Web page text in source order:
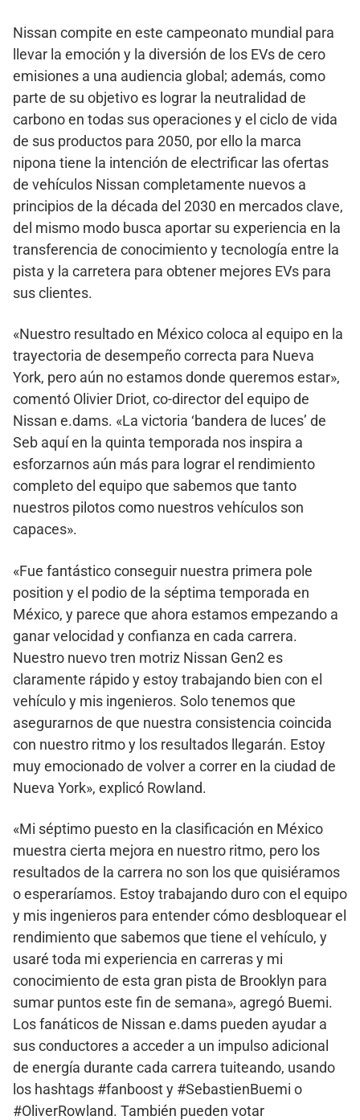
Nissan compite en este campeonato mundial para
llevar la emoción y la diversión de los EVs de cero
emisiones a una audiencia global; además, como
parte de su objetivo es lograr la neutralidad de
carbono en todas sus operaciones y el ciclo de vida
de sus productos para 2050, por ello la marca
nipona tiene la intención de electrificar las ofertas
de vehículos Nissan completamente nuevos a
principios de la década del 2030 en mercados clave,
del mismo modo busca aportar su experiencia en la
transferencia de conocimiento y tecnología entre la
pista y la carretera para obtener mejores EVs para
sus clientes.
«Nuestro resultado en México coloca al equipo en la
trayectoria de desempeño correcta para Nueva
York, pero aún no estamos donde queremos estar»,
comentó Olivier Driot, co-director del equipo de
Nissan e.dams. «La victoria ‘bandera de luces’ de
Seb aquí en la quinta temporada nos inspira a
esforzarnos aún más para lograr el rendimiento
completo del equipo que sabemos que tanto
nuestros pilotos como nuestros vehículos son
capaces».
«Fue fantástico conseguir nuestra primera pole
position y el podio de la séptima temporada en
México, y parece que ahora estamos empezando a
ganar velocidad y confianza en cada carrera.
Nuestro nuevo tren motriz Nissan Gen2 es
claramente rápido y estoy trabajando bien con el
vehículo y mis ingenieros. Solo tenemos que
asegurarnos de que nuestra consistencia coincida
con nuestro ritmo y los resultados llegarán. Estoy
muy emocionado de volver a correr en la ciudad de
Nueva York», explicó Rowland.
«Mi séptimo puesto en la clasificación en México
muestra cierta mejora en nuestro ritmo, pero los
resultados de la carrera no son los que quisiéramos
o esperaríamos. Estoy trabajando duro con el equipo
y mis ingenieros para entender cómo desbloquear el
rendimiento que sabemos que tiene el vehículo, y
usaré toda mi experiencia en carreras y mi
conocimiento de esta gran pista de Brooklyn para
sumar puntos este fin de semana», agregó Buemi.
Los fanáticos de Nissan e.dams pueden ayudar a
sus conductores a acceder a un impulso adicional
de energía durante cada carrera tuiteando, usando
los hashtags #fanboost y #SebastienBuemi o
#OliverRowland. También pueden votar